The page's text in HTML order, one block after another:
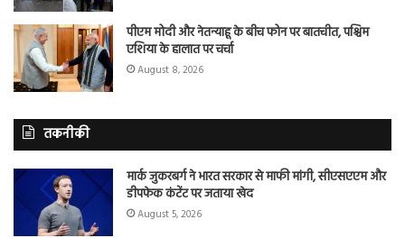
पीएम मोदी और नेतन्याहू के बीच फोन पर बातचीत, पश्चिम
एशिया के हालात पर चर्चा
August 8, 2026
तकनीकी
मार्क जुकरबर्ग ने भारत सरकार से माफी मांगी, सीएसएएम और
डीपफेक कंटेंट पर जताया खेद
August 5, 2026